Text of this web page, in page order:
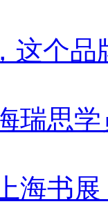
这个
瑞思
海书